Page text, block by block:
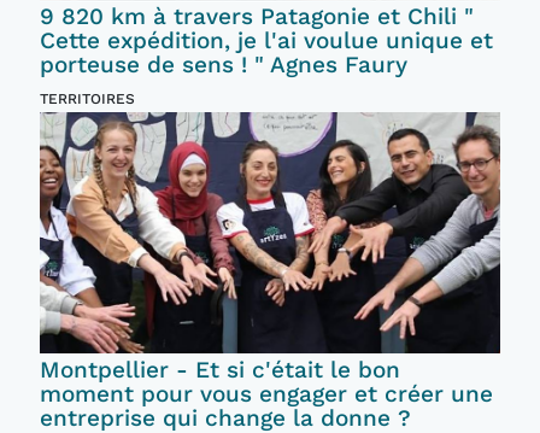
9 820 km à travers Patagonie et Chili "
Cette expédition, je l'ai voulue unique et
porteuse de sens ! " Agnes Faury
TERRITOIRES
Montpellier - Et si c'était le bon
moment pour vous engager et créer une
entreprise qui change la donne ?